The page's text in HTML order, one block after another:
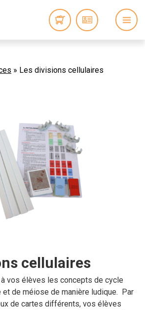
» Les divisions cellulaires
cellulaires
vos élèves les concepts de cycle
de méiose de manière ludique. Par
de cartes différents, vos élèves